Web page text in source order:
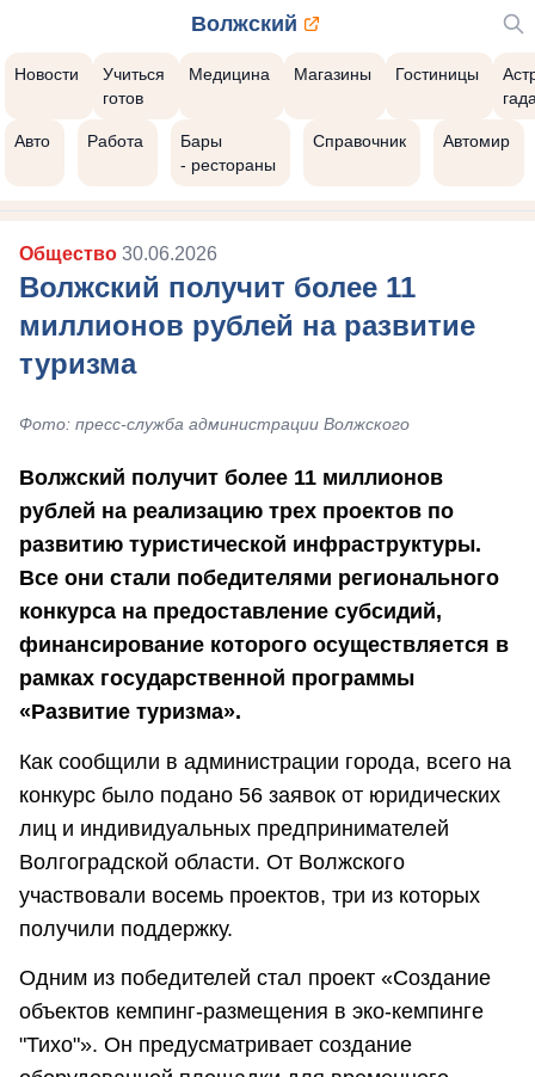
Волжский
Новости
Учиться
готов
Медицина Магазины Гостиницы
Авто Работа
Бары
- рестораны
Справочник Автомир
Общество 30.06.2026
Волжский получит более 11
миллионов рублей на развитие
туризма
Фото: пресс-служба администрации Волжского
Волжский получит более 11 миллионов
рублей на реализацию трех проектов по
развитию туристической инфраструктуры.
Все они стали победителями регионального
конкурса на предоставление субсидий,
финансирование которого осуществляется в
рамках государственной программы
«Развитие туризма».
Как сообщили в администрации города, всего на
конкурс было подано 56 заявок от юридических
лиц и индивидуальных предпринимателей
Волгоградской области. От Волжского
участвовали восемь проектов, три из которых
получили поддержку.
Одним из победителей стал проект «Создание
объектов кемпинг-размещения в эко-кемпинге
"Тихо"». Он предусматривает создание